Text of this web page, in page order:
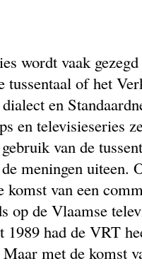
wordt vaak
tussentaal of het
en
en televisieseries
van de
meningen uiteen.
komst van een
op de Vlaamse
1989 had de VRT
met de komst